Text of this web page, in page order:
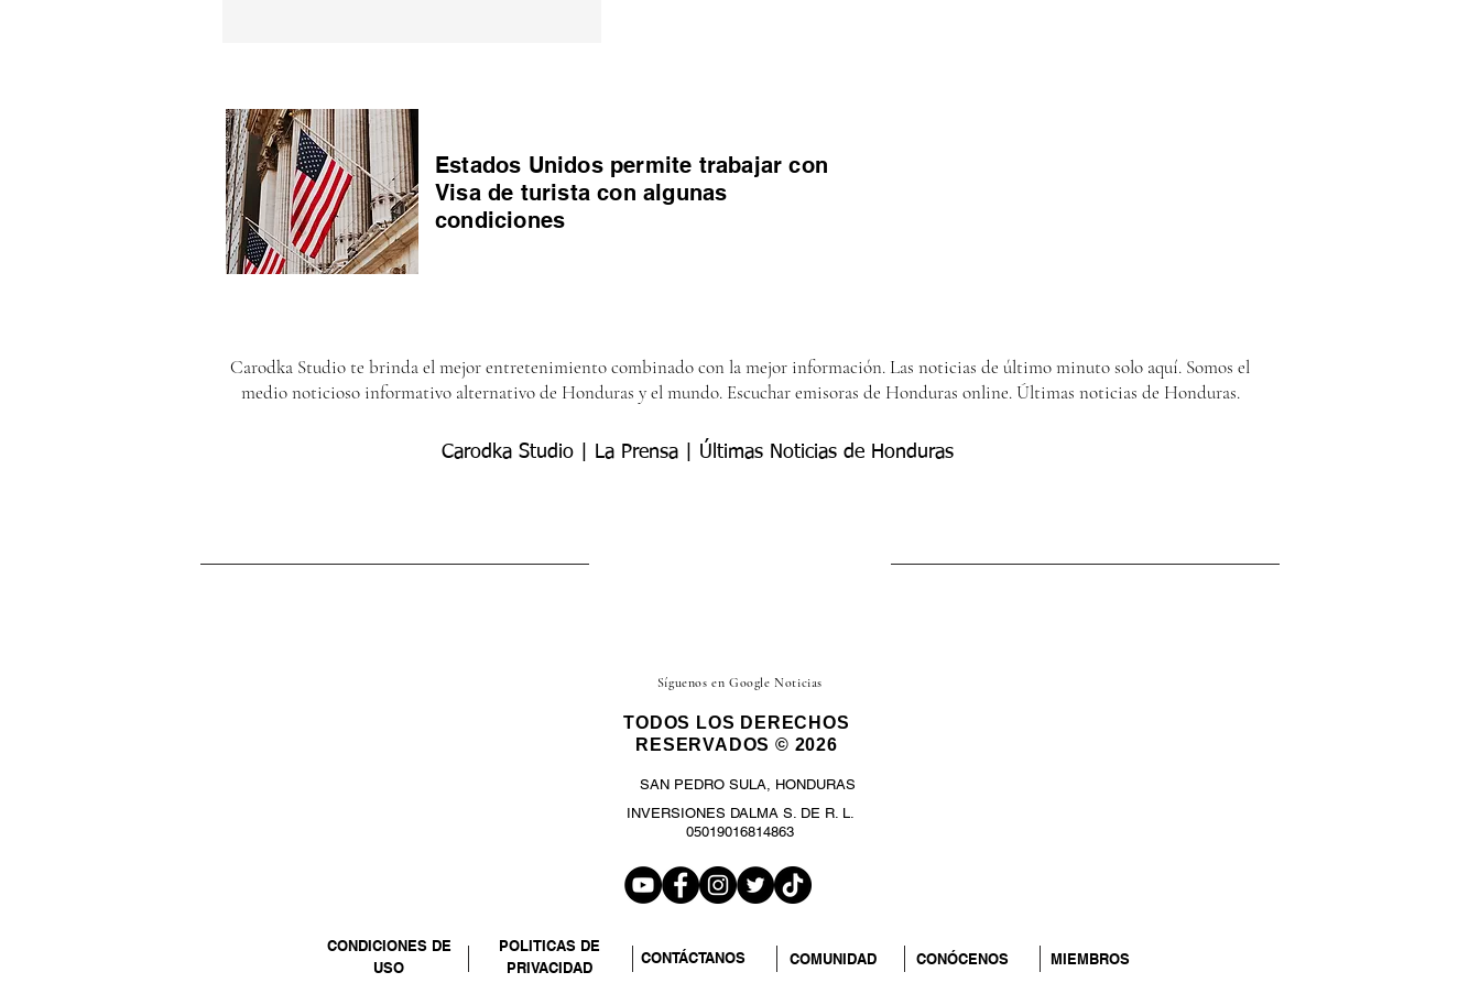
Estados Unidos permite trabajar con
Visa de turista con algunas
condiciones
Carodka Studio te brinda el mejor entretenimiento combinado con la mejor información. Las noticias de último minuto solo aquí. Somos el
medio noticioso informativo alternativo de Honduras y el mundo. Escuchar emisoras de Honduras online. Últimas noticias de Honduras.
Carodka Studio | La Prensa | Últimas Noticias de Honduras
Síguenos en Google Noticias
TODOS LOS DERECHOS
RESERVADOS © 2026
SAN PEDRO SULA, HONDURAS
INVERSIONES DALMA S. DE R. L.
05019016814863
CONDICIONES DE
USO
POLITICAS DE
PRIVACIDAD
CONTÁCTANOS COMUNIDAD CONÓCENOS MIEMBROS